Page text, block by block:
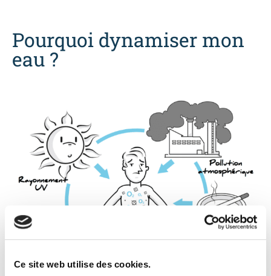
Ce site web utilise des cookies.
Pourquoi dynamiser mon
eau ?